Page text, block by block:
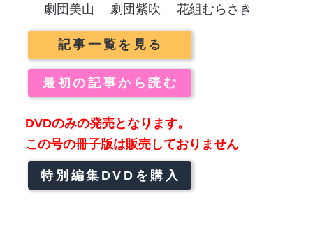
劇団美山
劇団紫吹 花組むらさき
記事一覧を見る
最初の記事から読む
DVDのみの発売となります。
この号の冊子版は販売しておりません
特別編集DVDを購入